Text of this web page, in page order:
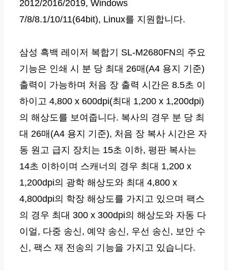
2012/2016/2019, Windows
7/8/8.1/10/11(64bit), Linux를 지원합니다.
삼성 흑백 레이저 복합기 SL-M2680FN의 주요
기능은 인쇄 시 분 당 최대 26매(A4 용지 기준)
출력이 가능하며 처음 장 출력 시간은 8.5초 이
하이고 4,800 x 600dpi(최대 1,200 x 1,200dpi)
의 해상도를 보여줍니다. 복사의 경우 분 당 최
대 26매(A4 용지 기준), 처음 장 복사 시간은 자
동 원고 급지 장치는 15초 이하, 평판 복사는
14초 이하이며 스캐너의 경우 최대 1,200 x
1,200dpi의 광학 해상도와 최대 4,800 x
4,800dpi의 학장 해상도를 가지고 있으며 팩스
의 경우 최대 300 x 300dpi의 해상도와 자동 다
이얼, 다중 송신, 예약 송신, 우선 송신, 보안 수
신, 팩스 재 전송의 기능을 가지고 있습니다.